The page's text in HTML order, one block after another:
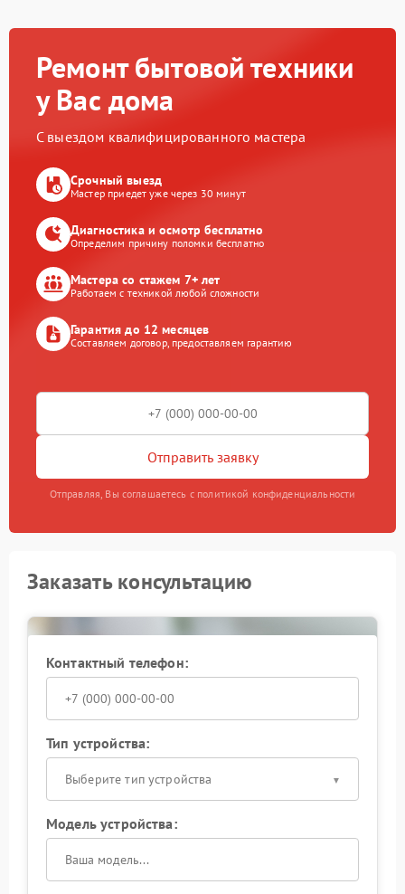
Ремонт бытовой техники
у Вас дома
С выездом квалифицированного мастера
Срочный выезд
Мастер приедет уже через 30 минут
Диагностика и осмотр бесплатно
Определим причину поломки бесплатно
Мастера со стажем 7+ лет
Работаем с техникой любой сложности
Гарантия до 12 месяцев
Составляем договор, предоставляем гарантию
Отправить заявку
Отправляя, Вы соглашаетесь с политикой конфиденциальности
Заказать консультацию
Контактный телефон:
Тип устройства:
Выберите тип устройства
Модель устройства: